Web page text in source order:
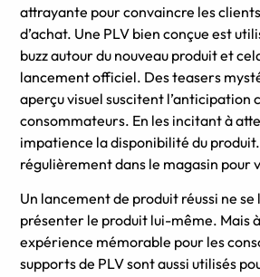
attrayante pour convaincre les clients
d’achat. Une PLV bien conçue est
buzz autour du nouveau produit et
lancement officiel. Des teasers
aperçu visuel suscitent l’anticipation
consommateurs. En les incitant à
impatience la disponibilité du
régulièrement dans le magasin pour
Un lancement de produit réussi ne se
présenter le produit lui-même. Mais
expérience mémorable pour les
supports de PLV sont aussi utilisés